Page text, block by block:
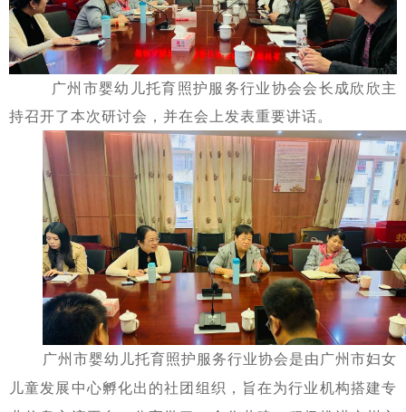
广州市婴幼儿托育照护服务行业协会会长成欣欣主
持召开了本次研讨会，并在会上 发表重要讲话。
广州市婴幼儿托育照护服务行业协会是由广州市妇女
儿童发展中心孵化出的社团组织，旨在为行业机构搭建专